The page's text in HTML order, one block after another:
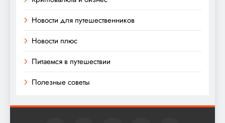
Новости для путешественников
Новости плюс
Питаемся в путешествии
Полезные советы